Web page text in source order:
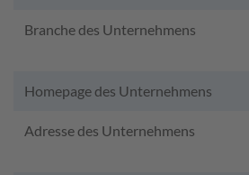
Branche des Unternehmens
Homepage des Unternehmens
Adresse des Unternehmens